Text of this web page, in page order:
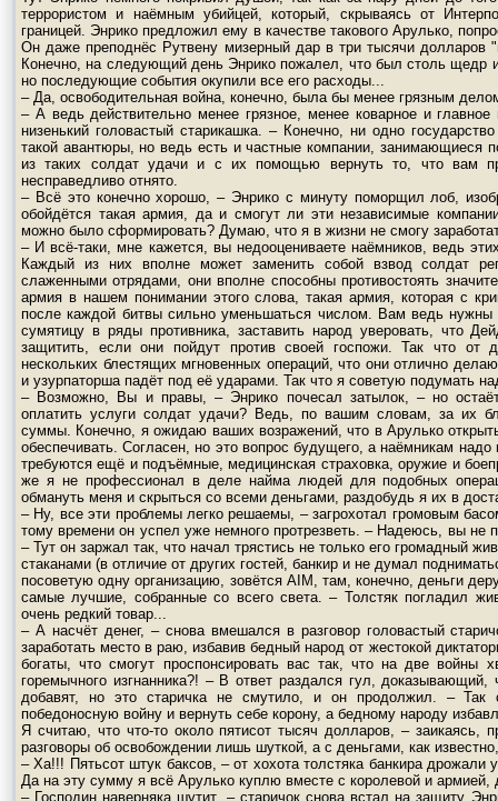
террористом и наёмным убийцей, который, скрываясь от
границей. Энрико предложил ему в качестве такового Арулько,
Он даже преподнёс Рутвену мизерный дар в три тысячи долларов
Конечно, на следующий день Энрико пожалел, что был столь щедр
но последующие события окупили все его расходы...
– Да, освободительная война, конечно, была бы менее грязным
– А ведь действительно менее грязное, менее коварное и
низенький головастый старикашка. – Конечно, ни одно
такой авантюры, но ведь есть и частные компании, занимающиеся
из таких солдат удачи и с их помощью вернуть то, что вам
несправедливо отнято.
– Всё это конечно хорошо, – Энрико с минуту поморщил лоб,
обойдётся такая армия, да и смогут ли эти независимые
можно было сформировать? Думаю, что я в жизни не смогу
– И всё-таки, мне кажется, вы недооцениваете наёмников, ведь
Каждый из них вполне может заменить собой взвод солдат
слаженными отрядами, они вполне способны противостоять
армия в нашем понимании этого слова, такая армия, которая с
после каждой битвы сильно уменьшаться числом. Вам ведь нужны
сумятицу в ряды противника, заставить народ уверовать, что
защитить, если они пойдут против своей госпожи. Так что от
нескольких блестящих мгновенных операций, что они отлично
и узурпаторша падёт под её ударами. Так что я советую подумать
– Возможно, Вы и правы, – Энрико почесал затылок, – но
оплатить услуги солдат удачи? Ведь, по вашим словам, за их
суммы. Конечно, я ожидаю ваших возражений, что в Арулько
обеспечивать. Согласен, но это вопрос будущего, а наёмникам
требуются ещё и подъёмные, медицинская страховка, оружие и
же я не профессионал в деле найма людей для подобных
обмануть меня и скрыться со всеми деньгами, раздобудь я их в
– Ну, все эти проблемы легко решаемы, – загрохотал громовым
тому времени он успел уже немного протрезветь. – Надеюсь, вы
– Тут он заржал так, что начал трястись не только его громадный
стаканами (в отличие от других гостей, банкир и не думал
посоветую одну организацию, зовётся AIM, там, конечно, деньги
самые лучшие, собранные со всего света. – Толстяк погладил
очень редкий товар...
– А насчёт денег, – снова вмешался в разговор головастый
заработать место в раю, избавив бедный народ от жестокой
богаты, что смогут проспонсировать вас так, что на две
горемычного изгнанника?! – В ответ раздался гул,
добавят, но это старичка не смутило, и он продолжил. – Так
победоносную войну и вернуть себе корону, а бедному народу
Я считаю, что что-то около пятисот тысяч долларов, – заикаясь,
разговоры об освобождении лишь шуткой, а с деньгами, как
– Ха!!! Пятьсот штук баксов, – от хохота толстяка банкира
Да на эту сумму я всё Арулько куплю вместе с королевой и армией,
– Господин наверняка шутит, – старичок снова встал на защиту